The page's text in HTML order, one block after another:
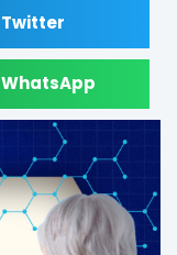
Twitter
WhatsApp